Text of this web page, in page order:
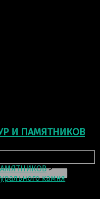
И ПАМЯТНИКОВ
>
камня>